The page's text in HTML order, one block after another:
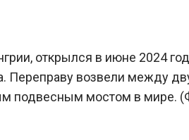
открылся в июне 2024
возвели между
подвесным мостом в мире.